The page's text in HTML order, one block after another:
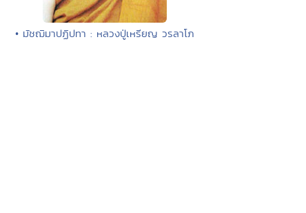
• มัชฌิมาปฏิปทา : หลวงปู่เหรียญ วรลาโภ